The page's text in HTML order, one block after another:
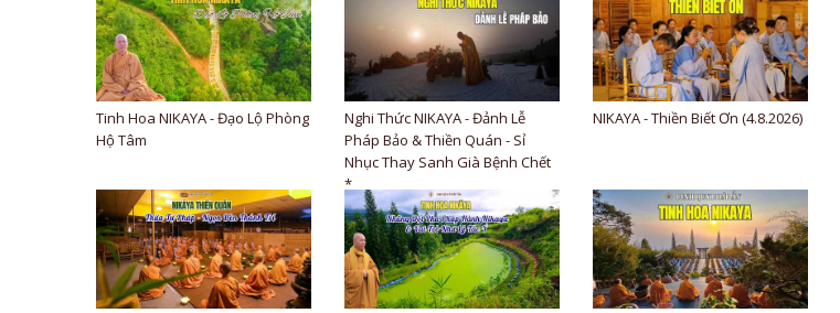
Tinh Hoa NIKAYA - Đạo Lộ Phòng
Hộ Tâm
Nghi Thức NIKAYA - Đảnh Lễ
Pháp Bảo & Thiền Quán - Sỉ
Nhục Thay Sanh Già Bệnh Chết
*
NIKAYA - Thiền Biết Ơn (4.8.2026)